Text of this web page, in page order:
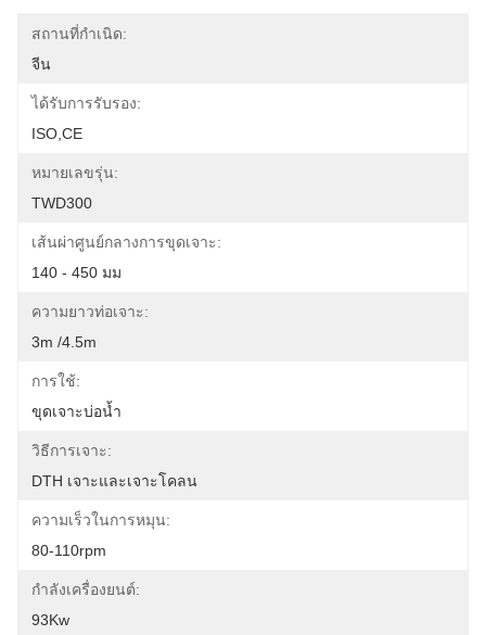
สถานที่กำเนิด:
จีน
ได้รับการรับรอง:
ISO,CE
หมายเลขรุ่น:
TWD300
เส้นผ่าศูนย์กลางการขุดเจาะ:
140 - 450 มม
ความยาวท่อเจาะ:
3m /4.5m
การใช้:
ขุดเจาะบ่อน้ำ
วิธีการเจาะ:
DTH เจาะและเจาะโคลน
ความเร็วในการหมุน:
80-110rpm
กำลังเครื่องยนต์:
93Kw